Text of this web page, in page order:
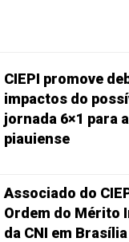
CIEPI promove
impactos do
jornada 6×1 para
piauiense
Associado do
Ordem do Mérito
da CNI em Brasília